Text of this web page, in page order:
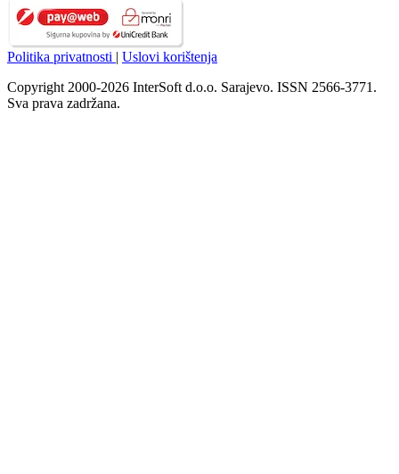
Politika privatnosti | Uslovi korištenja
Copyright 2000-2026 InterSoft d.o.o. Sarajevo. ISSN 2566-3771.
Sva prava zadržana.